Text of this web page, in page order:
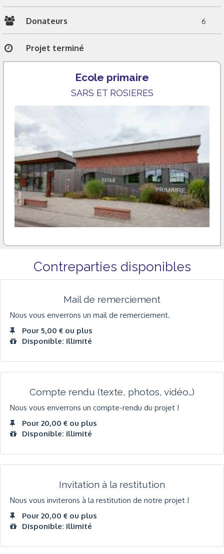
Donateurs 6
Projet terminé
Ecole primaire
SARS ET ROSIERES
Contreparties disponibles
Mail de remerciement
Nous vous enverrons un mail de remerciement.
Pour 5,00 € ou plus
Disponible: Illimité
Compte rendu (texte, photos, vidéo…)
Nous vous enverrons un compte-rendu du projet !
Pour 20,00 € ou plus
Disponible: Illimité
Invitation à la restitution
Nous vous inviterons à la restitution de notre projet !
Pour 20,00 € ou plus
Disponible: Illimité